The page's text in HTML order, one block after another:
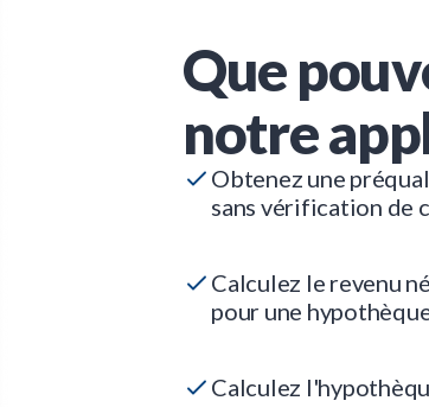
Que
notre
Obtenez une
sans vérification de
Calculez le revenu
pour une
Calculez